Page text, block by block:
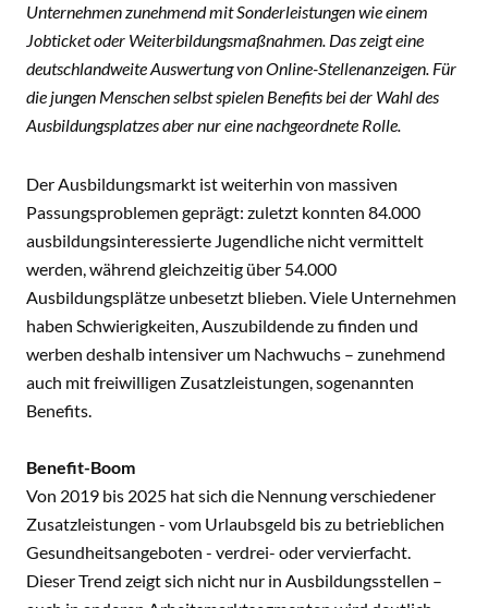
Unternehmen zunehmend mit Sonderleistungen wie einem
Jobticket oder Weiterbildungsmaßnahmen. Das zeigt eine
deutschlandweite Auswertung von Online-Stellenanzeigen. Für
die jungen Menschen selbst spielen Benefits bei der Wahl des
Ausbildungsplatzes aber nur eine nachgeordnete Rolle.
Der Ausbildungsmarkt ist weiterhin von massiven
Passungsproblemen geprägt: zuletzt konnten 84.000
ausbildungsinteressierte Jugendliche nicht vermittelt
werden, während gleichzeitig über 54.000
Ausbildungsplätze unbesetzt blieben. Viele Unternehmen
haben Schwierigkeiten, Auszubildende zu finden und
werben deshalb intensiver um Nachwuchs – zunehmend
auch mit freiwilligen Zusatzleistungen, sogenannten
Benefits.
Benefit-Boom
Von 2019 bis 2025 hat sich die Nennung verschiedener
Zusatzleistungen - vom Urlaubsgeld bis zu betrieblichen
Gesundheitsangeboten - verdrei- oder vervierfacht.
Dieser Trend zeigt sich nicht nur in Ausbildungsstellen –